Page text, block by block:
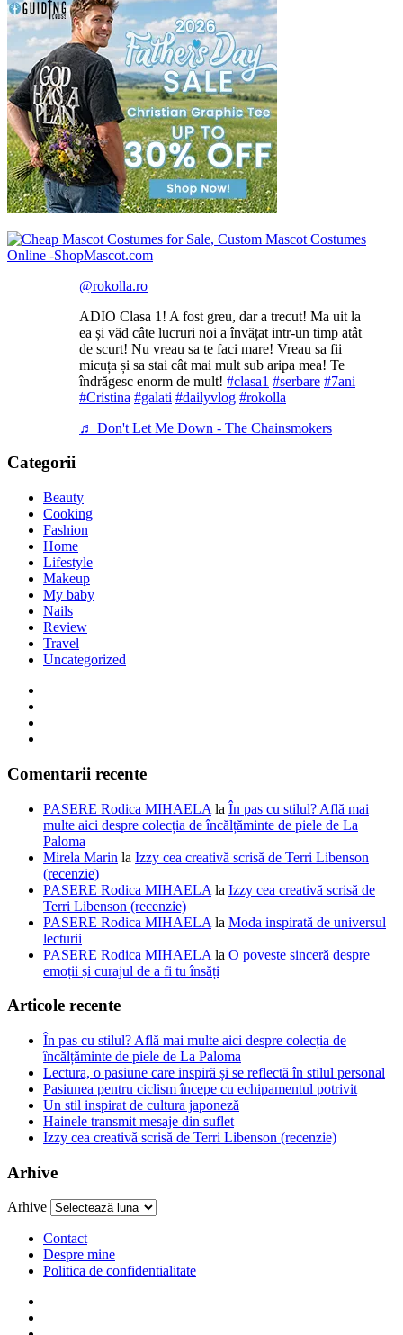
@rokolla.ro
ADIO Clasa 1! A fost greu, dar a trecut! Ma uit la
ea și văd câte lucruri noi a învățat intr-un timp atât
de scurt! Nu vreau sa te faci mare! Vreau sa fii
micuța și sa stai cât mai mult sub aripa mea! Te
îndrăgesc enorm de mult! #clasa1 #serbare #7ani
#Cristina #galati #dailyvlog #rokolla
♬ Don't Let Me Down - The Chainsmokers
Categorii
Beauty
Cooking
Fashion
Home
Lifestyle
Makeup
My baby
Nails
Review
Travel
Uncategorized
Comentarii recente
PASERE Rodica MIHAELA la În pas cu stilul? Află mai
multe aici despre colecția de încălțăminte de piele de La
Paloma
Mirela Marin la Izzy cea creativă scrisă de Terri Libenson
(recenzie)
PASERE Rodica MIHAELA la Izzy cea creativă scrisă de
Terri Libenson (recenzie)
PASERE Rodica MIHAELA la Moda inspirată de universul
lecturii
PASERE Rodica MIHAELA la O poveste sinceră despre
emoții și curajul de a fi tu însăți
Articole recente
În pas cu stilul? Află mai multe aici despre colecția de
încălțăminte de piele de La Paloma
Lectura, o pasiune care inspiră și se reflectă în stilul personal
Pasiunea pentru ciclism începe cu echipamentul potrivit
Un stil inspirat de cultura japoneză
Hainele transmit mesaje din suflet
Izzy cea creativă scrisă de Terri Libenson (recenzie)
Arhive
Arhive
Contact
Despre mine
Politica de confidentialitate